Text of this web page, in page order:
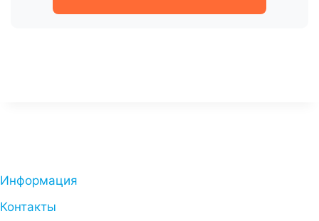
Информация
Контакты